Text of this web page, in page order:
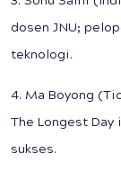
dosen JNU;
teknologi.
4. Ma Boyong
The Longest Day
sukses.